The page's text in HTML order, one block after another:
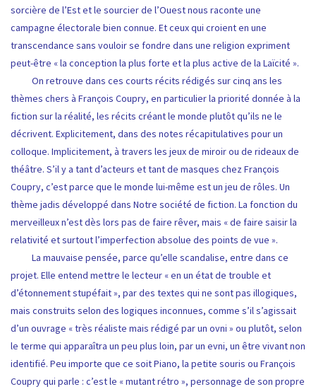
sorcière de l’Est et le sourcier de l’Ouest nous raconte une
campagne électorale bien connue. Et ceux qui croient en une
transcendance sans vouloir se fondre dans une religion expriment
peut-être « la conception la plus forte et la plus active de la Laïcité ».
On retrouve dans ces courts récits rédigés sur cinq ans les
thèmes chers à François Coupry, en particulier la priorité donnée à la
fiction sur la réalité, les récits créant le monde plutôt qu’ils ne le
décrivent. Explicitement, dans des notes récapitulatives pour un
colloque. Implicitement, à travers les jeux de miroir ou de rideaux de
théâtre. S’il y a tant d’acteurs et tant de masques chez François
Coupry, c’est parce que le monde lui-même est un jeu de rôles. Un
thème jadis développé dans Notre société de fiction. La fonction du
merveilleux n’est dès lors pas de faire rêver, mais « de faire saisir la
relativité et surtout l’imperfection absolue des points de vue ».
La mauvaise pensée, parce qu’elle scandalise, entre dans ce
projet. Elle entend mettre le lecteur « en un état de trouble et
d’étonnement stupéfait », par des textes qui ne sont pas illogiques,
mais construits selon des logiques inconnues, comme s’il s’agissait
d’un ouvrage « très réaliste mais rédigé par un ovni » ou plutôt, selon
le terme qui apparaîtra un peu plus loin, par un evni, un être vivant non
identifié. Peu importe que ce soit Piano, la petite souris ou François
Coupry qui parle : c’est le « mutant rétro », personnage de son propre